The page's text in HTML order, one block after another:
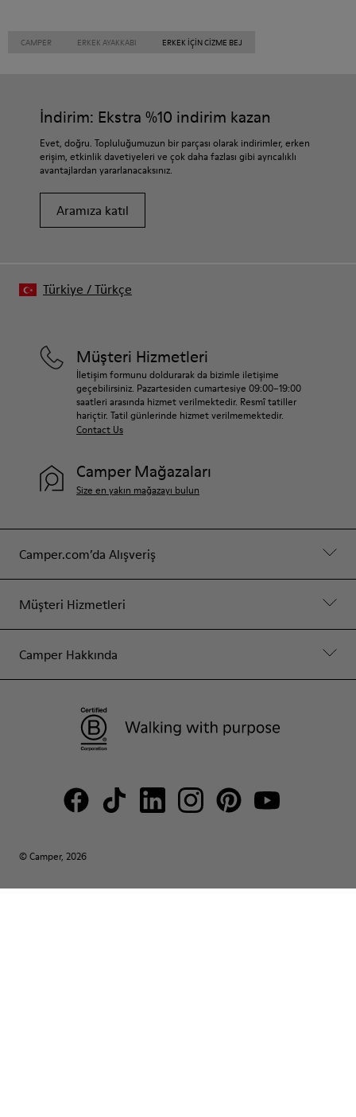
CAMPER ERKEK AYAKKABI ERKEK IÇIN CIZME BEJ
İndirim: Ekstra %10 indirim kazan
Evet, doğru. Topluluğumuzun bir parçası olarak indirimler, erken
erişim, etkinlik davetiyeleri ve çok daha fazlası gibi ayrıcalıklı
avantajlardan yararlanacaksınız.
Aramıza katıl
Camper.com’da Alışveriş
Müşteri Hizmetleri
Camper Hakkında
Müşteri Hizmetleri
İletişim formunu doldurarak da bizimle iletişime
geçebilirsiniz. Pazartesiden cumartesiye 09:00–19:00
saatleri arasında hizmet verilmektedir. Resmî tatiller
hariçtir. Tatil günlerinde hizmet verilmemektedir.
Contact Us
Camper Mağazaları
Size en yakın mağazayı bulun
© Camper, 2026
Türkiye /Türkçe